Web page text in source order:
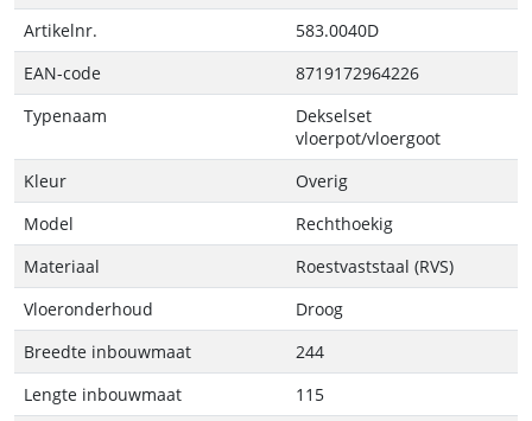
Artikelnr.
583.0040D
EAN-code
8719172964226
Typenaam
Dekselset
vloerpot/vloergoot
Kleur
Overig
Model
Rechthoekig
Materiaal
Roestvaststaal (RVS)
Vloeronderhoud
Droog
Breedte inbouwmaat
244
Lengte inbouwmaat
115